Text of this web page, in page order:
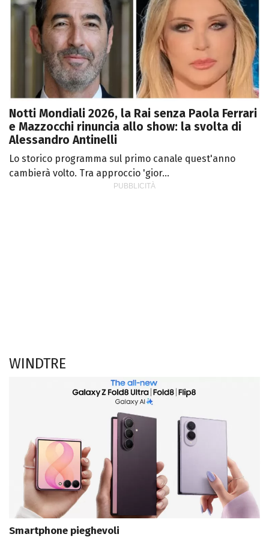
Notti Mondiali 2026, la Rai senza Paola Ferrari
e Mazzocchi rinuncia allo show: la svolta di
Alessandro Antinelli
Lo storico programma sul primo canale quest'anno
cambierà volto. Tra approccio 'gior...
WINDTRE
Smartphone pieghevoli